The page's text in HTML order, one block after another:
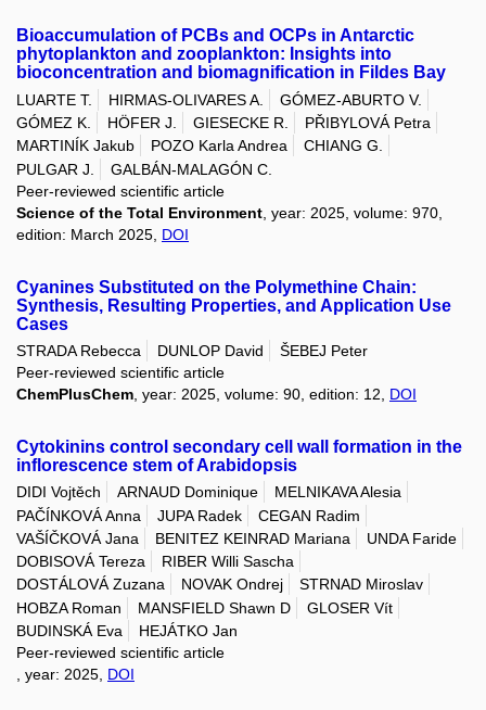
Bioaccumulation of PCBs and OCPs in Antarctic
phytoplankton and zooplankton: Insights into
bioconcentration and biomagnification in Fildes Bay
LUARTE T. HIRMAS-OLIVARES A.
GÓMEZ-ABURTO V.
GÓMEZ K.
HÖFER J. GIESECKE R.
PŘIBYLOVÁ Petra
MARTINÍK Jakub
POZO Karla Andrea
CHIANG G.
PULGAR J.
GALBÁN-MALAGÓN C.
Peer-reviewed scientific article
Science of the Total Environment , year: 2025, volume: 970,
edition: March 2025, DOI
Cyanines Substituted on the Polymethine Chain:
Synthesis, Resulting Properties, and Application Use
Cases
STRADA Rebecca DUNLOP David
ŠEBEJ Peter
Peer-reviewed scientific article
ChemPlusChem , year: 2025, volume: 90, edition: 12, DOI
Cytokinins control secondary cell wall formation in the
inflorescence stem of Arabidopsis
DIDI Vojtěch ARNAUD Dominique
MELNIKAVA Alesia
PAČÍNKOVÁ Anna
JUPA Radek
CEGAN Radim
VAŠÍČKOVÁ Jana
BENITEZ KEINRAD Mariana
UNDA Faride
DOBISOVÁ Tereza
RIBER Willi Sascha
DOSTÁLOVÁ Zuzana
NOVAK Ondrej
STRNAD Miroslav
HOBZA Roman
MANSFIELD Shawn D
GLOSER Vít
BUDINSKÁ Eva
HEJÁTKO Jan
Peer-reviewed scientific article
, year: 2025, DOI